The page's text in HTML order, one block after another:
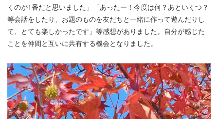
くのが1番だと思いました」「あったー！今度は何？あといくつ？
等会話をしたり、お題のものを友だちと一緒に作って遊んだりし
て、とても楽しかったです」等感想がありました。自分が感じた
ことを仲間と互いに共有する機会となりました。